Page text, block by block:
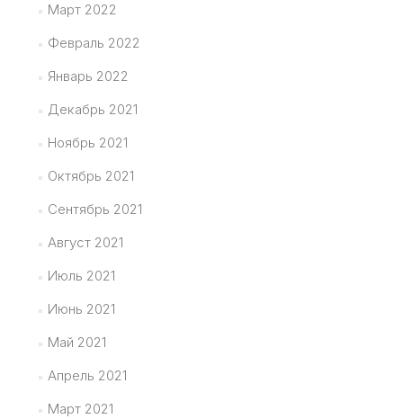
Март 2022
Февраль 2022
Январь 2022
Декабрь 2021
Ноябрь 2021
Октябрь 2021
Сентябрь 2021
Август 2021
Июль 2021
Июнь 2021
Май 2021
Апрель 2021
Март 2021